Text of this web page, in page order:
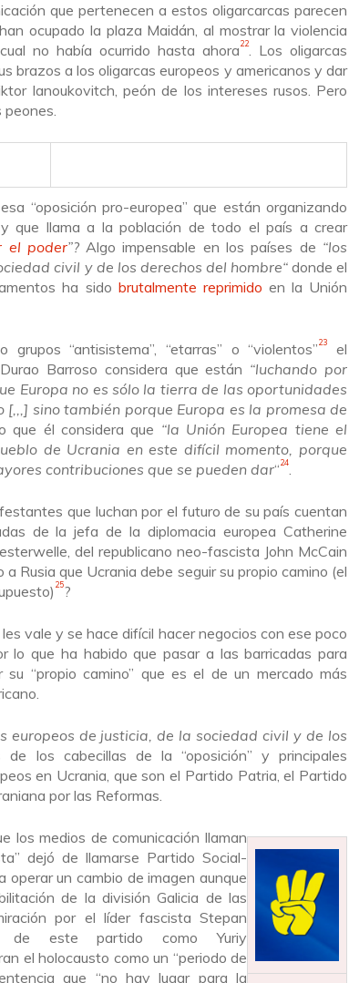
que pertenecen a estos oligarcarcas parecen
ocupado la plaza Maidán, al mostrar la violencia
no había ocurrido hasta ahora22. Los oligarcas
brazos a los oligarcas europeos y americanos y dar
Ianoukovitch,peón de los intereses rusos. Pero
“oposición pro-europea” que están organizando
que llama a la población de todo el país a crear
el poder”?Algo impensable en los países de “los
civil y de los derechos del hombre“donde el
ha sido brutalmente reprimido en la Unión
“antisistema”, “etarras” o “violentos”23
el
Barroso considera que están “luchando por
Europa no es sólo la tierra de las oportunidades
sino también porque Europa es la promesa de
que él considera que “la Unión Europea tiene el
de Ucrania en este difícil momento, porque
contribuciones que se pueden dar“24.
que luchan por el futuro de su país cuentan
de la jefa de la diplomacia europea Catherine
del republicano neo-fascista John McCain
Rusia que Ucrania debe seguir su propio camino (el
25?
vale y se hace difícil hacer negocios con ese poco
lo que ha habido que pasar a las barricadas para
su “propio camino” que es el de un mercado más
europeos de justicia, de la sociedad civil y de los
de los cabecillas de la “oposición” y principales
en Ucrania, que son el Partido Patria, el Partido
por las Reformas.
los medios de comunicación llaman
dejó de llamarse Partido Social-
operar un cambio de imagen aunque
de la división Galicia de las
por el líder fascista Stepan
de este partido como Yuriy
el holocausto como un “periodo de
que “no hay lugar para la